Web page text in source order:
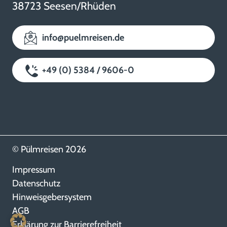
38723 Seesen/Rhüden
info@puelmreisen.de
+49 (0) 5384 / 9606-0
© Pülmreisen 2026
Impressum
Datenschutz
Hinweisgebersystem
AGB
Erklärung zur Barrierefreiheit